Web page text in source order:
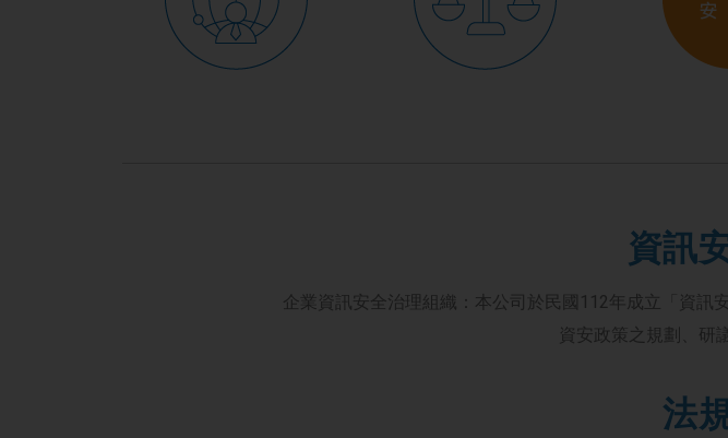
資訊
企業資訊安全治理組織：本公司於民國112年成立「資訊
資安政策之規劃、研
法